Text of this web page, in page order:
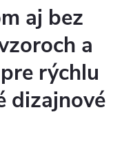
aj bez
a
rýchlu
dizajnové